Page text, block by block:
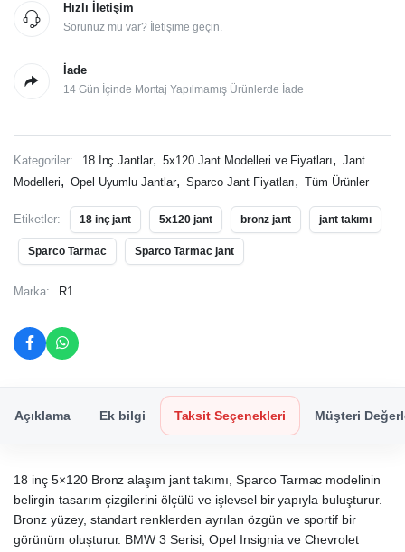
Hızlı İletişim
Sorunuz mu var? İletişime geçin.
İade
14 Gün İçinde Montaj Yapılmamış Ürünlerde İade
Kategoriler: 18 İnç Jantlar, 5x120 Jant Modelleri ve Fiyatları, Jant
Modelleri, Opel Uyumlu Jantlar, Sparco Jant Fiyatları, Tüm Ürünler
Etiketler: 18 inç jant 5x120 jant bronz jant jant takımı
Sparco Tarmac Sparco Tarmac jant
Marka: R1
Açıklama Ek bilgi Taksit Seçenekleri Müşteri
18 inç 5×120 Bronz alaşım jant takımı, Sparco Tarmac modelinin
belirgin tasarım çizgilerini ölçülü ve işlevsel bir yapıyla buluşturur.
Bronz yüzey, standart renklerden ayrılan özgün ve sportif bir
görünüm oluşturur. BMW 3 Serisi, Opel Insignia ve Chevrolet